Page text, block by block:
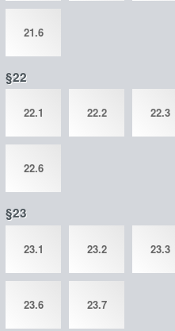
21.6
§22
22.1 22.2 22.3
22.6
§23
23.1 23.2 23.3
23.6 23.7